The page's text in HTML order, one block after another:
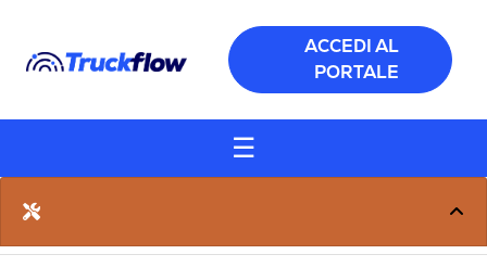
ACCEDI AL
PORTALE
☰